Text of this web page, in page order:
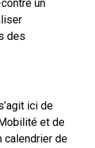
un
des
ici de
et de
calendrier de